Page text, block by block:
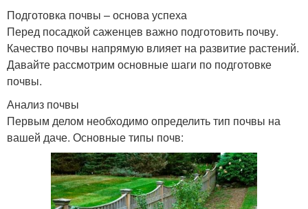
Подготовка почвы – основа успеха
Перед посадкой саженцев важно подготовить почву.
Качество почвы напрямую влияет на развитие растений.
Давайте рассмотрим основные шаги по подготовке
почвы.
Анализ почвы
Первым делом необходимо определить тип почвы на
вашей даче. Основные типы почв: